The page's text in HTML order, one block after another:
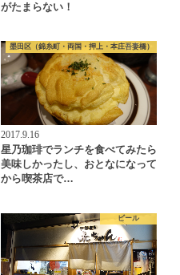
がたまらない！
墨田区（錦糸町・両国・押上・本庄吾妻橋）
2017.9.16
星乃珈琲でランチを食べてみたら
美味しかったし、おとなになって
から喫茶店で…
ビール